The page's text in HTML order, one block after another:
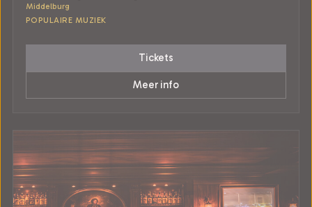
Middelburg
POPULAIRE MUZIEK
Tickets
Meer info